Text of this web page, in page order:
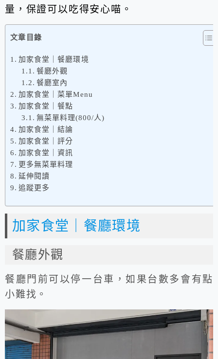
量，保證可以吃得安心喵。
文章目錄
加家食堂｜餐廳環境
餐廳外觀
餐廳室內
加家食堂｜菜單Menu
加家食堂｜餐點
無菜單料理(800/人)
加家食堂｜結論
加家食堂｜評分
加家食堂｜資訊
更多無菜單料理
延伸閱讀
追蹤更多
加家食堂｜餐廳環境
餐廳外觀
餐廳門前可以停一台車，如果台數多會有點
小難找。